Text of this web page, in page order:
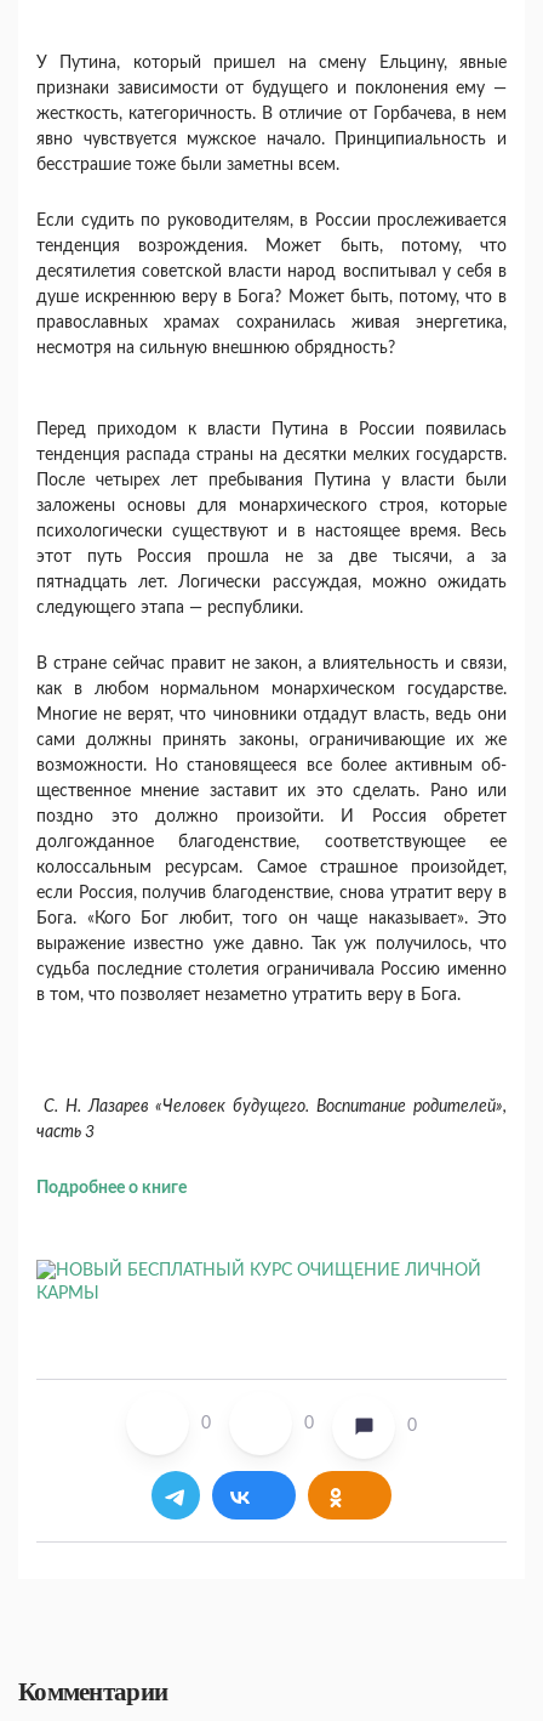
У Путина, который пришел на смену Ельцину, явные
признаки зависимости от будущего и покло­нения ему —
жесткость, категоричность. В отли­чие от Горбачева, в нем
явно чувствуется мужское начало. Принципиальность и
бесстрашие тоже были заметны всем.
Если судить по руководителям, в России прослеживается
тенденция возрождения. Может быть, потому, что
десятилетия советской власти народ воспитывал у себя в
душе искреннюю веру в Бога? Может быть, потому, что в
православных храмах сохранилась живая энергетика,
несмотря на сильную внешнюю обрядность?
Перед приходом к власти Путина в России по­явилась
тенденция распада страны на десятки мелких государств.
После четырех лет пребыва­ния Путина у власти были
заложены основы для монархического строя, которые
психологически существуют и в настоящее время. Весь
этот путь Россия прошла не за две тысячи, а за
пятнадцать лет. Логически рассуждая, можно ожидать
сле­дующего этапа — республики.
В стране сейчас правит не закон, а влиятель­ность и связи,
как в любом нормальном монархи­ческом государстве.
Многие не верят, что чинов­ники отдадут власть, ведь они
сами должны принять законы, ограничивающие их же
возмож­ности. Но становящееся все более активным об­
щественное мнение заставит их это сделать. Рано или
поздно это должно произойти. И Россия обре­тет
долгожданное благоденствие, соответствующее ее
колоссальным ресурсам. Самое страшное про­изойдет,
если Россия, получив благоденствие, сно­ва утратит веру в
Бога. «Кого Бог любит, того он чаще наказывает». Это
выражение известно уже давно. Так уж получилось, что
судьба последние столетия ограничивала Россию именно
в том, что позволяет незаметно утратить веру в Бога.
С. Н. Лазарев «Человек будущего. Воспитание родителей»,
часть 3
Подробнее о книге
0 0 0
Комментарии